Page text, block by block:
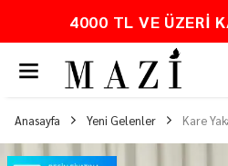
PEŞİN
Anasayfa Yeni Gelenler Kare